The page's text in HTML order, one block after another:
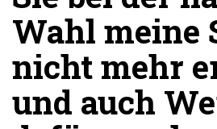
Wahl meine
nicht mehr
und auch